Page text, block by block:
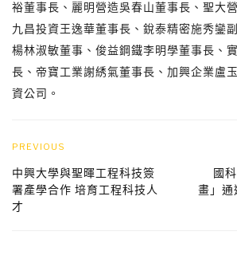
裕董事長、麗明營造吳春山董事長、聖大
九昌投資王逸華董事長、銳泰精密施秀鑾
楊林淑敏董事、俊益鋼鐵李明學董事長、
長、帝寶工業謝綉氣董事長、加興企業盧
資公司。
PREVIOUS
中興大學與聖暉工程科技簽
署產學合作 培育工程科技人
才
國
畫」通